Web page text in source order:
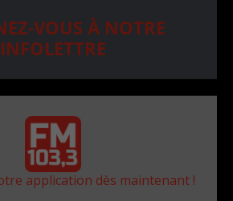
VOUS À NOTRE
INFOLETTRE
application dès maintenant !